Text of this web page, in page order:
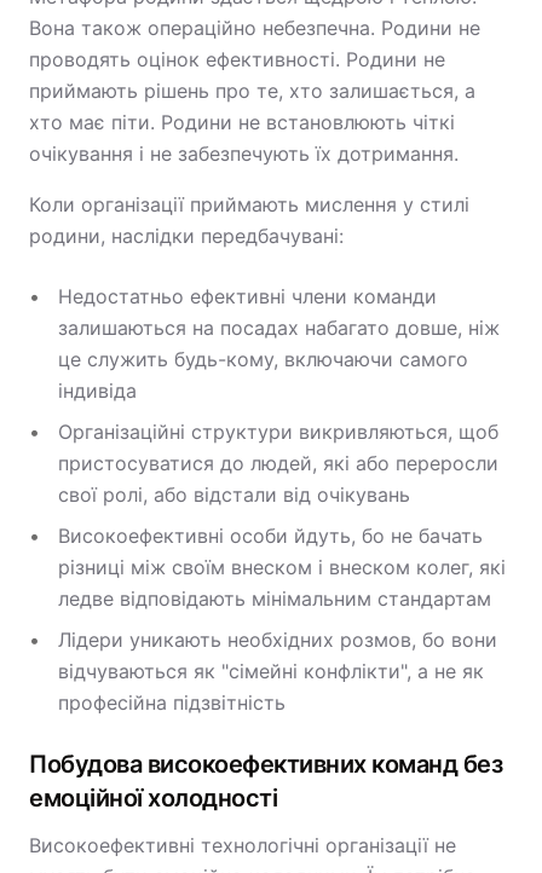
Вона також операційно небезпечна. Родини не
проводять оцінок ефективності. Родини не
приймають рішень про те, хто залишається, а
хто має піти. Родини не встановлюють чіткі
очікування і не забезпечують їх дотримання.
Коли організації приймають мислення у стилі
родини, наслідки передбачувані:
Недостатньо ефективні члени команди
залишаються на посадах набагато довше, ніж
це служить будь-кому, включаючи самого
індивіда
Організаційні структури викривляються, щоб
пристосуватися до людей, які або переросли
свої ролі, або відстали від очікувань
Високоефективні особи йдуть, бо не бачать
різниці між своїм внеском і внеском колег, які
ледве відповідають мінімальним стандартам
Лідери уникають необхідних розмов, бо вони
відчуваються як "сімейні конфлікти", а не як
професійна підзвітність
Побудова високоефективних команд без
емоційної холодності
Високоефективні технологічні організації не